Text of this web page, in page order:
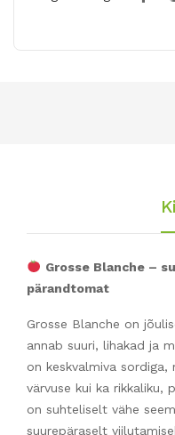
Grosse Blanche –
pärandtomat
Grosse Blanche on
annab suuri, lihakad ja
on keskvalmiva sordiga,
värvuse kui ka rikkaliku,
on suhteliselt vähe
suurepäraselt